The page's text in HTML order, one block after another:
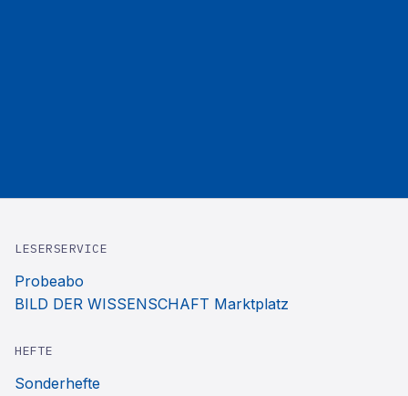
LESERSERVICE
Probeabo
BILD DER WISSENSCHAFT Marktplatz
HEFTE
Sonderhefte